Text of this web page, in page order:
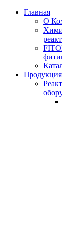
Главная
О
Продукция